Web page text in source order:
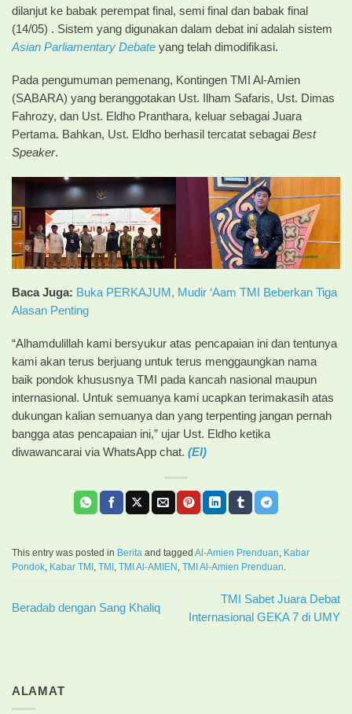
dilanjut ke babak perempat final, semi final dan babak final
(14/05) . Sistem yang digunakan dalam debat ini adalah sistem
Asian Parliamentary Debate yang telah dimodifikasi.
Pada pengumuman pemenang, Kontingen TMI Al-Amien
(SABARA) yang beranggotakan Ust. Ilham Safaris, Ust. Dimas
Fahrozy, dan Ust. Eldho Pranthara, keluar sebagai Juara
Pertama. Bahkan, Ust. Eldho berhasil tercatat sebagai Best
Speaker.
Baca Juga: Buka PERKAJUM, Mudir ‘Aam TMI Beberkan Tiga
Alasan Penting
“Alhamdulillah kami bersyukur atas pencapaian ini dan tentunya
kami akan terus berjuang untuk terus menggaungkan nama
baik pondok khususnya TMI pada kancah nasional maupun
internasional. Untuk semuanya kami ucapkan terimakasih atas
dukungan kalian semuanya dan yang terpenting jangan pernah
bangga atas pencapaian ini,” ujar Ust. Eldho ketika
diwawancarai via WhatsApp chat. (El)
This entry was posted in Berita and tagged Al-Amien Prenduan
Kabar
Pondok
Kabar TMI TMI TMI Al-AMIEN TMI Al-Amien Prenduan
Beradab dengan Sang Khaliq
TMI Sabet Juara Debat
Internasional GEKA 7 di UMY
ALAMAT